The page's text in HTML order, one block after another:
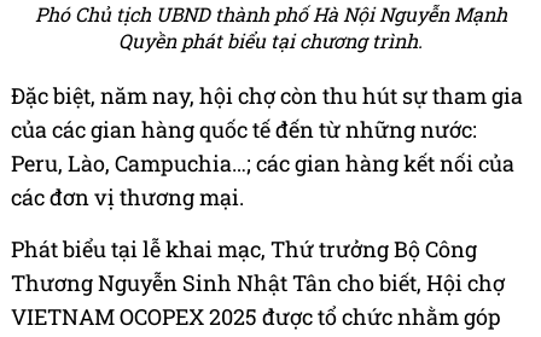
Phó Chủ tịch UBND thành phố Hà Nội Nguyễn Mạnh
Quyền phát biểu tại chương trình.
Đặc biệt, năm nay, hội chợ còn thu hút sự tham gia
của các gian hàng quốc tế đến từ những nước:
Peru, Lào, Campuchia…; các gian hàng kết nối của
các đơn vị thương mại.
Phát biểu tại lễ khai mạc, Thứ trưởng Bộ Công
Thương Nguyễn Sinh Nhật Tân cho biết, Hội chợ
VIETNAM OCOPEX 2025 được tổ chức nhằm góp